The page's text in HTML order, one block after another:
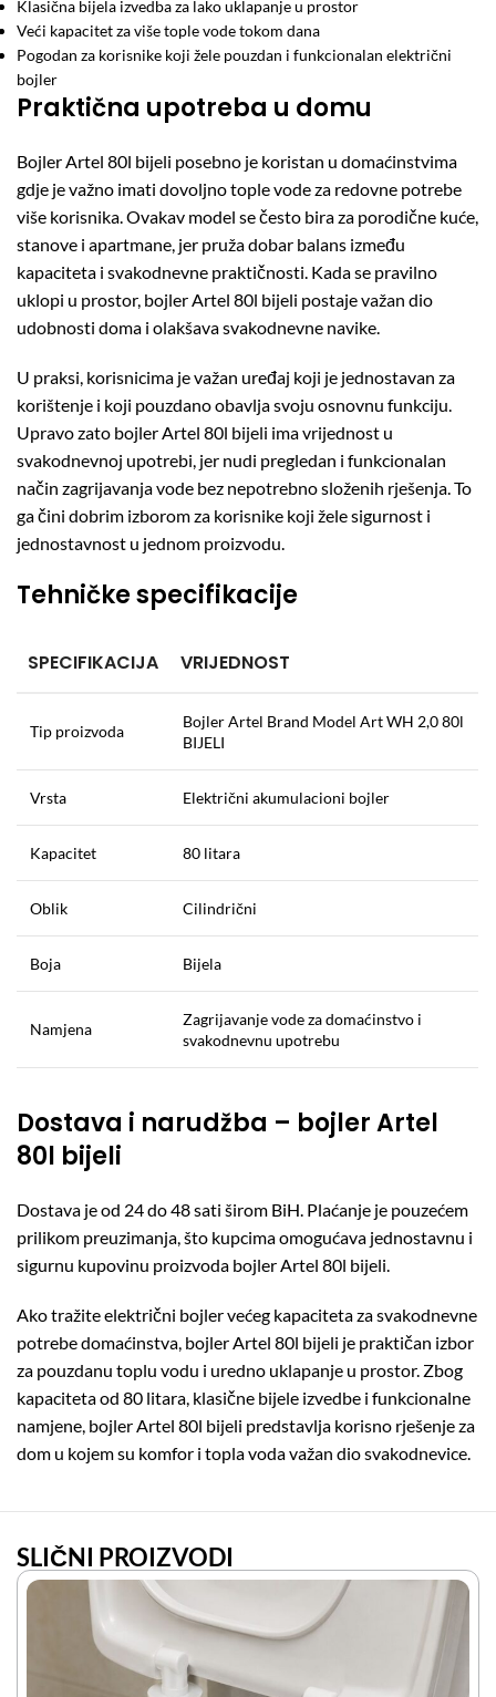
Klasična bijela izvedba za lako uklapanje u prostor
Veći kapacitet za više tople vode tokom dana
Pogodan za korisnike koji žele pouzdan i funkcionalan električni
bojler
Praktična upotreba u domu
Bojler Artel 80l bijeli posebno je koristan u domaćinstvima
gdje je važno imati dovoljno tople vode za redovne potrebe
više korisnika. Ovakav model se često bira za porodične kuće,
stanove i apartmane, jer pruža dobar balans između
kapaciteta i svakodnevne praktičnosti. Kada se pravilno
uklopi u prostor, bojler Artel 80l bijeli postaje važan dio
udobnosti doma i olakšava svakodnevne navike.
U praksi, korisnicima je važan uređaj koji je jednostavan za
korištenje i koji pouzdano obavlja svoju osnovnu funkciju.
Upravo zato bojler Artel 80l bijeli ima vrijednost u
svakodnevnoj upotrebi, jer nudi pregledan i funkcionalan
način zagrijavanja vode bez nepotrebno složenih rješenja. To
ga čini dobrim izborom za korisnike koji žele sigurnost i
jednostavnost u jednom proizvodu.
Tehničke specifikacije
SPECIFIKACIJA VRIJEDNOST
Tip proizvoda
Bojler Artel Brand Model Art WH 2,0 80l
BIJELI
Vrsta Električni akumulacioni bojler
Kapacitet 80 litara
Oblik Cilindrični
Boja Bijela
Namjena
Zagrijavanje vode za domaćinstvo i
svakodnevnu upotrebu
Dostava i narudžba – bojler Artel
80l bijeli
Dostava je od 24 do 48 sati širom BiH. Plaćanje je pouzećem
prilikom preuzimanja, što kupcima omogućava jednostavnu i
sigurnu kupovinu proizvoda bojler Artel 80l bijeli.
Ako tražite električni bojler većeg kapaciteta za svakodnevne
potrebe domaćinstva, bojler Artel 80l bijeli je praktičan izbor
za pouzdanu toplu vodu i uredno uklapanje u prostor. Zbog
kapaciteta od 80 litara, klasične bijele izvedbe i funkcionalne
namjene, bojler Artel 80l bijeli predstavlja korisno rješenje za
dom u kojem su komfor i topla voda važan dio svakodnevice.
SLIČNI PROIZVODI